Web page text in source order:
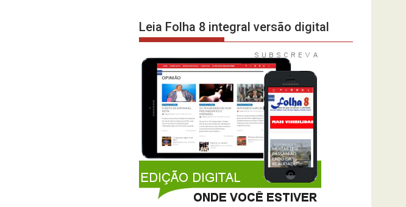
Leia Folha 8 integral versão digital